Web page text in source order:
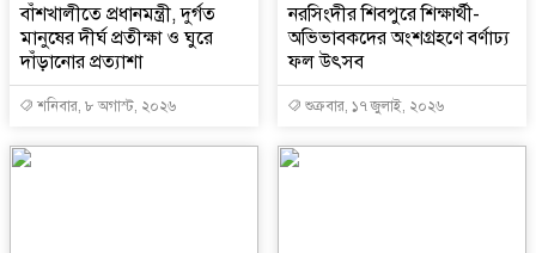
বাঁশখালীতে প্রধানমন্ত্রী, দুর্গত
মানুষের দীর্ঘ প্রতীক্ষা ও ঘুরে
দাঁড়ানোর প্রত্যাশা
শনিবার, ৮ অগাস্ট, ২০২৬
নরসিংদীর শিবপুরে শিক্ষার্থী-
অভিভাবকদের অংশগ্রহণে বর্ণাঢ্য
ফল উৎসব
শুক্রবার, ১৭ জুলাই, ২০২৬